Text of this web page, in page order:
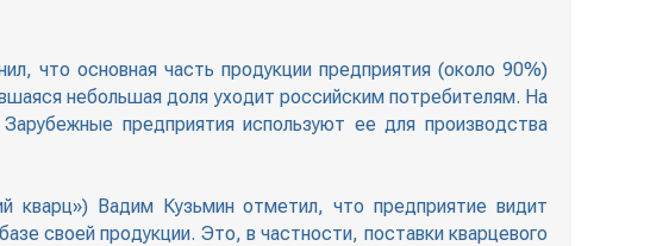
что основная часть продукции предприятия (около 90%)
небольшая доля уходит российским потребителям. На
предприятия используют ее для производства
кварц») Вадим Кузьмин отметил, что предприятие видит
своей продукции. Это, в частности, поставки кварцевого